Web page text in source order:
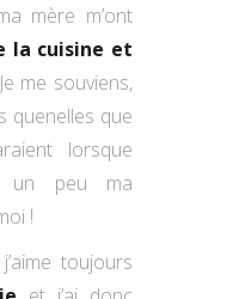
mère m’ont
la cuisine et
me souviens,
quenelles que
lorsque
un peu ma
!
toujours